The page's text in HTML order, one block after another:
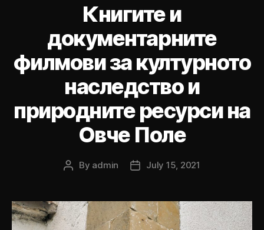
Книгите и
документарните
филмови за културното
наследство и
природните ресурси на
Овче Поле
Post
By admin
PostJuly 15, 2021